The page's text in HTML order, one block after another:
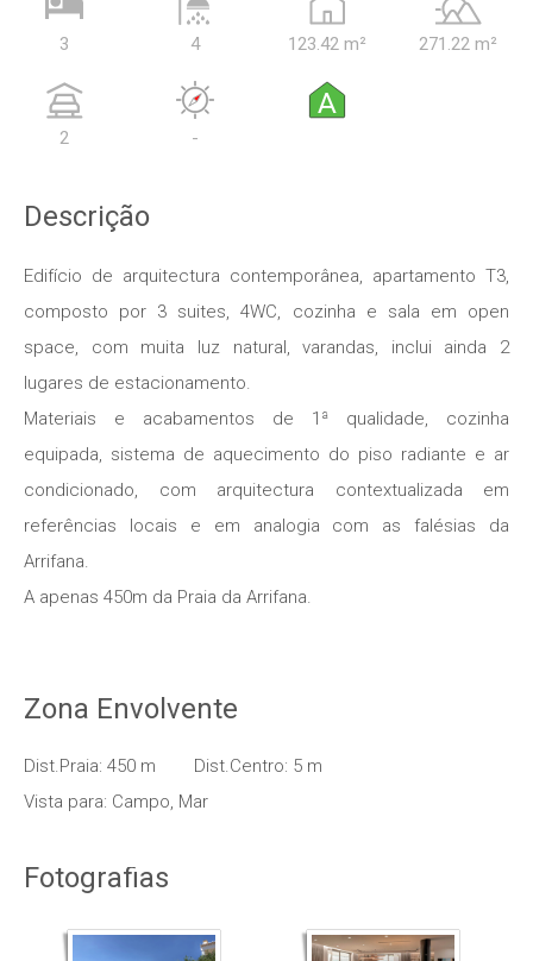
3 4 123.42 m² 271.22 m²
2 -
A
Descrição
Edifício de arquitectura contemporânea, apartamento T3,
composto por 3 suites, 4WC, cozinha e sala em open
space, com muita luz natural, varandas, inclui ainda 2
lugares de estacionamento.
Materiais e acabamentos de 1ª qualidade, cozinha
equipada, sistema de aquecimento do piso radiante e ar
condicionado, com arquitectura contextualizada em
referências locais e em analogia com as falésias da
Arrifana.
A apenas 450m da Praia da Arrifana.
Zona Envolvente
Dist.Praia: 450 m
Dist.Centro: 5 m
Vista para: Campo, Mar
Fotografias